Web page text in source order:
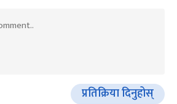
प्रतिक्रिया दिनुहोस्